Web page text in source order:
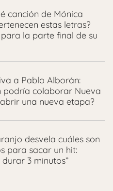
canción de Mónica
estas letras?
la parte final de su
a Pablo Alborán:
podría colaborar Nueva
una nueva etapa?
desvela cuáles son
para sacar un hit:
durar 3 minutos”